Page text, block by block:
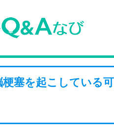
塞を起こしている